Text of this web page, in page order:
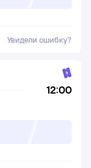
Увидели ошибку?
12:00